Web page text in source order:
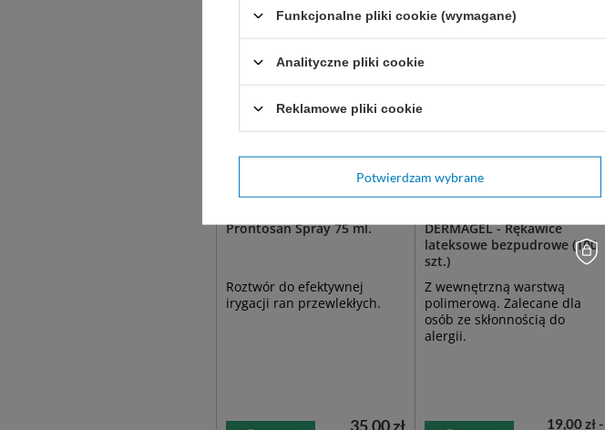
Prontosan Spray 75 ml.
Roztwór do efektywnej
irygacji ran przewlekłych.
35,00 zł
DERMAGEL - Rękawice
lateksowe bezpudrowe (100
szt.)
Z wewnętrzną warstwą
polimerową. Zalecane dla
osób ze skłonnością do
alergii.
19,00 zł -
Funkcjonalne pliki cookie (wymagane)
Analityczne pliki cookie
Reklamowe pliki cookie
Potwierdzam wybrane